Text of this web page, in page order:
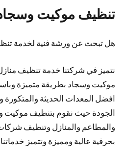
تنظيف موكيت
هل تبحث عن ورشة فنية لخدمة
نتميز في شركتنا خدمة تنظيف
موكيت وسجاد بطريقة متميزة
افضل المعدات الحديثة والمتكورة
الجودة حيث نقوم بتنظيف موكيت
والمطاعم والمنازل وتنظيف
بحرفية عالية ومميزة وتتميز خدماتنا